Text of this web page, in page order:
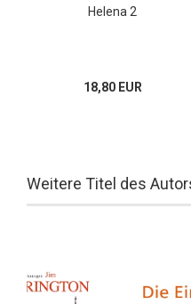
Helena 2
18,80 EUR
Weitere Titel des